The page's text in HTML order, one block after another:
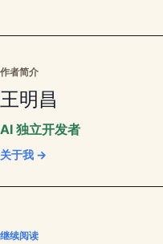
作者简介
王明昌
AI 独立开发者
关于我 →
继续阅读